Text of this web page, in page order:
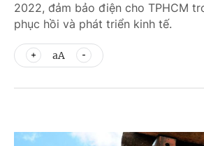
2022, đảm bảo điện cho TPHCM
phục hồi và phát triển kinh tế.
aA